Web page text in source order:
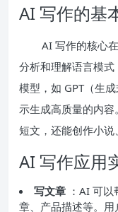
AI 写作的基
AI 写作的核心
分析和理解语言模
模型，如 GPT（生
示生成高质量的内
短文，还能创作小说
AI 写作应用
写文章 ：AI 可
章、产品描述等。